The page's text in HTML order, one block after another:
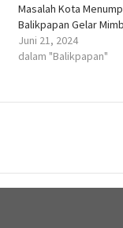
Masalah Kota
Balikpapan Gelar
Juni 21, 2024
dalam "Balikpapan"